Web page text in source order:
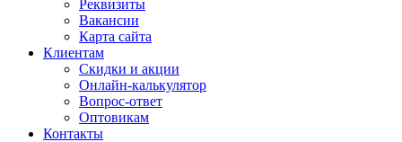
Реквизиты
Вакансии
Карта сайта
Клиентам
Скидки и акции
Онлайн-калькулятор
Вопрос-ответ
Оптовикам
Контакты